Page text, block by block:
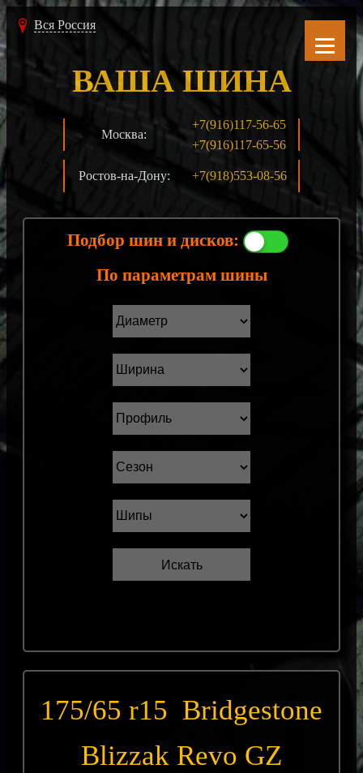
Вся Россия
Москва:
+7(916)117-56-65
+7(916)117-65-56
Ростов-на-Дону: +7(918)553-08-56
ВАША ШИНА
Подбор шин и дисков:
По параметрам шины
175/65 r15 Bridgestone
Blizzak Revo GZ